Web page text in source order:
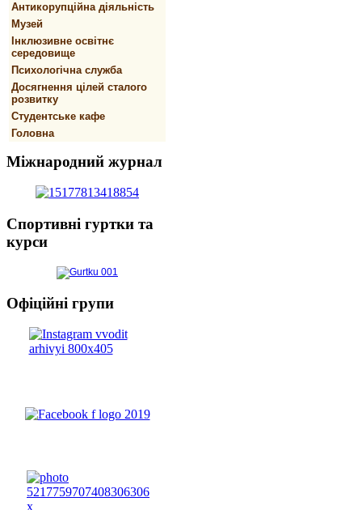
Антикорупційна діяльність
Музей
Інклюзивне освітнє
середовище
Психологічна служба
Досягнення цілей сталого
розвитку
Студентське кафе
Головна
Міжнародний журнал
Спортивнi гуртки та
курси
Офіційні групи